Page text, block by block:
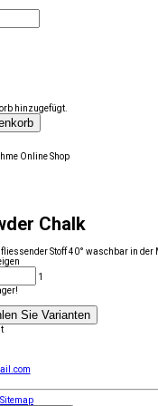
hinzugefügt.
Online Shop
Chalk
Stoff 40° waschbar in der
1
Sie Varianten
Sitemap